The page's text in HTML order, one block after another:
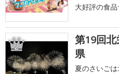
大好評の食
2
第19回
県
夏のさいご